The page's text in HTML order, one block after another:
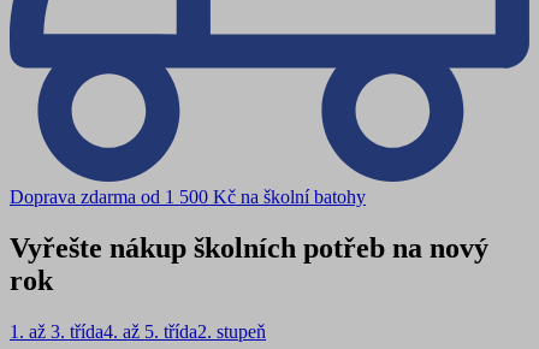
Doprava zdarma od 1 500 Kč na školní batohy
Vyřešte nákup školních potřeb na nový
rok
1. až 3. třída4. až 5. třída2. stupeň